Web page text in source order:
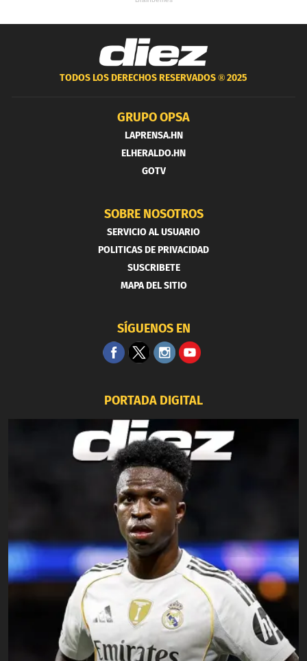
TODOS LOS DERECHOS RESERVADOS ®2025
GRUPO OPSA
LAPRENSA.HN
ELHERALDO.HN
GOTV
SOBRE NOSOTROS
SERVICIO AL USUARIO
POLITICAS DE PRIVACIDAD
SUSCRIBETE
MAPA DEL SITIO
SÍGUENOS EN
PORTADA DIGITAL